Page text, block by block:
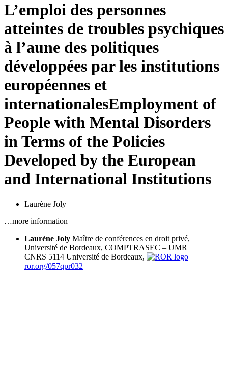
L’emploi des personnes
atteintes de troubles psychiques
à l’aune des politiques
développées par les institutions
européennes et
internationalesEmployment of
People with Mental Disorders
in Terms of the Policies
Developed by the European
and International Institutions
Laurène Joly
…more information
Laurène Joly Maître de conférences en droit privé,
Université de Bordeaux, COMPTRASEC – UMR
CNRS 5114 Université de Bordeaux,
ror.org/057qpr032